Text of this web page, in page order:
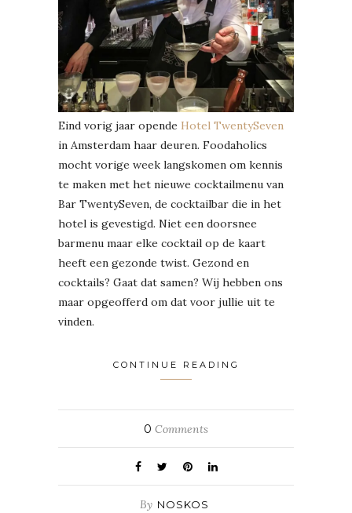
Eind vorig jaar opende Hotel TwentySeven
in Amsterdam haar deuren. Foodaholics
mocht vorige week langskomen om kennis
te maken met het nieuwe cocktailmenu van
Bar TwentySeven, de cocktailbar die in het
hotel is gevestigd. Niet een doorsnee
barmenu maar elke cocktail op de kaart
heeft een gezonde twist. Gezond en
cocktails? Gaat dat samen? Wij hebben ons
maar opgeofferd om dat voor jullie uit te
vinden.
CONTINUE READING
0 Comments
By NOSKOS